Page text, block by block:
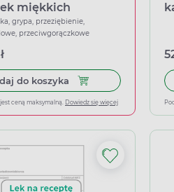
miękkich
grypa, przeziębienie,
przeciwgorączkowe
do koszyka Dodaj do koszyka
ceną maksymalną. Dowiedz się więcej